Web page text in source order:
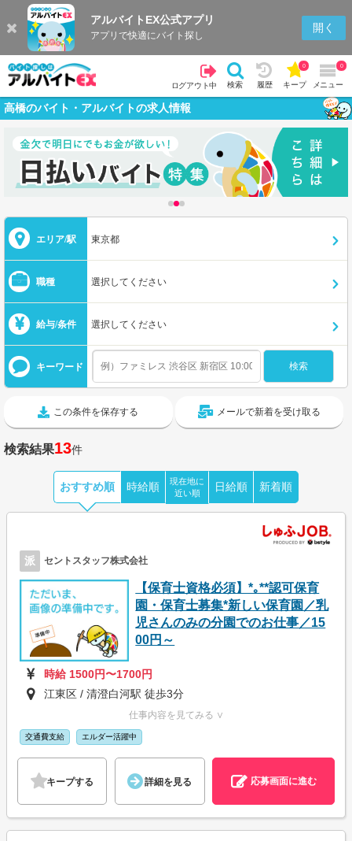
アルバイトEX公式アプリ
アプリで快適にバイト探し
開く
ログアウト中 検索 履歴 キープ
0
メニュー
0
高橋のバイト・アルバイトの求人情報
エリア/駅 東京都
職種 選択してください
給与/条件 選択してください
キーワード
この条件を保存する メールで新着を受け取る
検索結果13件
おすすめ順 時給順
現在地に
近い順
日給順 新着順
派 セントスタッフ株式会社
【保育士資格必須】*｡**認可保育
園・保育士募集*新しい保育園／乳
児さんのみの分園でのお仕事／15
00円～
時給 1500円〜1700円
江東区 / 清澄白河駅 徒歩3分
仕事内容を見てみる ∨
交通費支給 エルダー活躍中
キープする 詳細を見る 応募画面に進む